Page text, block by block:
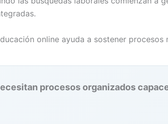
online ayuda a sostener
procesos organizados